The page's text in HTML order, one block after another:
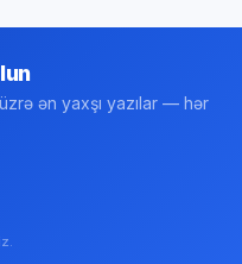
ən yaxşı yazılar — hər